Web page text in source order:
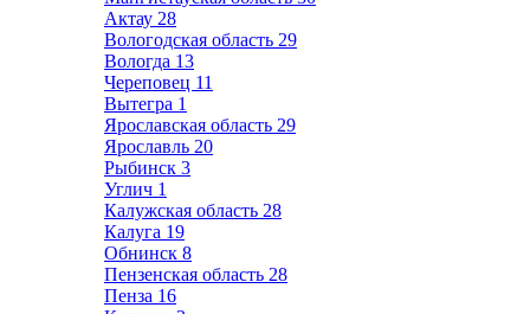
Актау 28
Вологодская область 29
Вологда 13
Череповец 11
Вытегра 1
Ярославская область 29
Ярославль 20
Рыбинск 3
Углич 1
Калужская область 28
Калуга 19
Обнинск 8
Пензенская область 28
Пенза 16